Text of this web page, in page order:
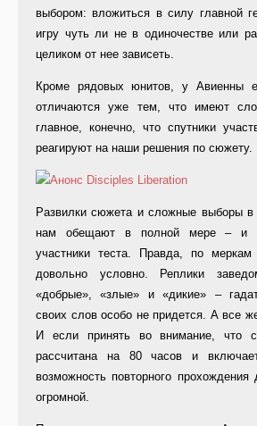
выбором: вложиться в силу главной
игру чуть ли не в одиночестве или
целиком от нее зависеть.
Кроме рядовых юнитов, у Авиенны
отличаются уже тем, что имеют
главное, конечно, что спутники
реагируют на наши решения по сюжету.
Развилки сюжета и сложные выборы в
нам обещают в полной мере – и
участники теста. Правда, по
довольно условно. Реплики
«добрые», «злые» и «дикие» –
своих слов особо не придется. А все
И если принять во внимание, что
рассчитана на 80 часов и
возможность повторного прохождения
огромной.